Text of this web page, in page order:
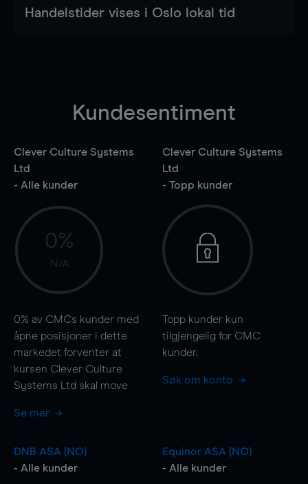
Handelstider vises i Oslo lokal tid
Kundesentiment
Clever Culture Systems
Ltd
- Alle kunder
0%
N/A
0% av CMCs kunder med
åpne posisjoner i dette
markedet forventer at
kursen Clever Culture
Systems Ltd skal move
Se mer
Clever Culture Systems
Ltd
- Topp kunder
Topp kunder kun
tilgjengelig for CMC
kunder.
Søk om konto
DNB ASA (NO)
- Alle kunder
Equinor ASA (NO)
- Alle kunder